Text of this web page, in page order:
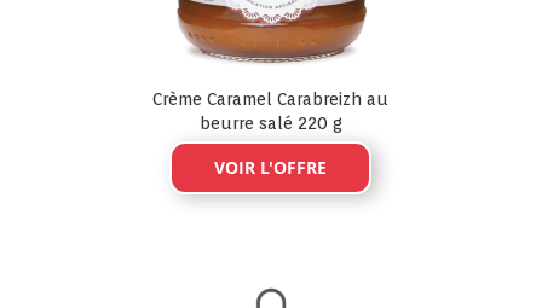
Crème Caramel Carabreizh au
beurre salé 220 g
VOIR L'OFFRE